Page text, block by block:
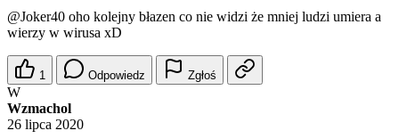
@Joker40 oho kolejny błazen co nie widzi że mniej ludzi umiera a
wierzy w wirusa xD
1 Odpowiedz Zgłoś
W
Wzmachol
26 lipca 2020